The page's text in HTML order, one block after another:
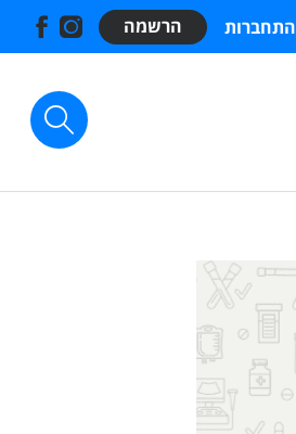
התחברות הרשמה